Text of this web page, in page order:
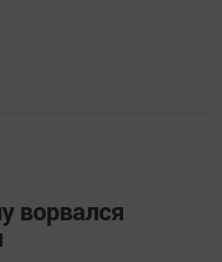
ворвался